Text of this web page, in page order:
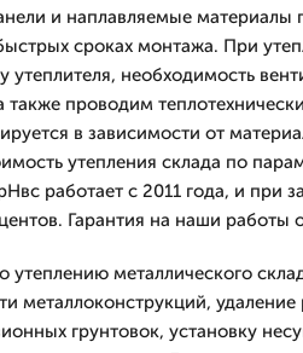
и наплавляемые материалы
сроках монтажа. При
необходимость
также проводим
в зависимости от
утепления склада по
работает с 2011 года, и при
Гарантия на наши работы
утеплению металлического
металлоконструкций,
грунтовок, установку